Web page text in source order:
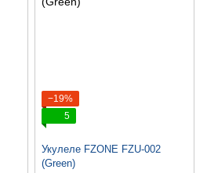
−19%
5
Укулеле FZONE FZU-002
(Green)